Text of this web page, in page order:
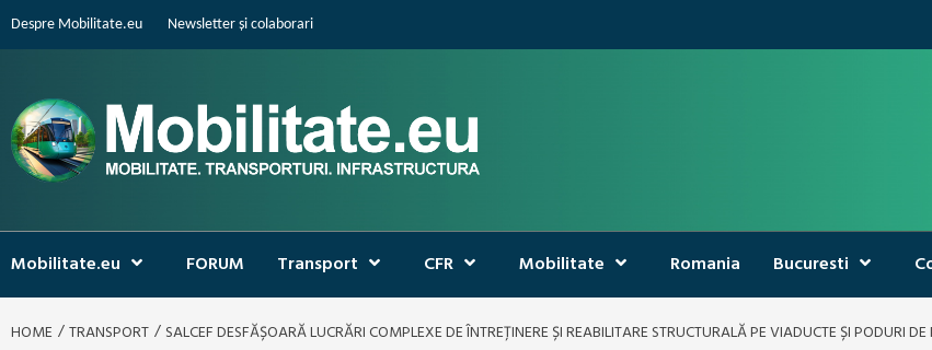
Despre Mobilitate.eu Newsletter și colaborari
Mobilitate.eu FORUM Transport CFR Mobilitate Romania Bucuresti
HOME TRANSPORT
SALCEF DESFĂȘOARĂ LUCRĂRI COMPLEXE DE ÎNTREȚINERE ȘI REABILITARE STRUCTURALĂ PE VIADUCTE ȘI